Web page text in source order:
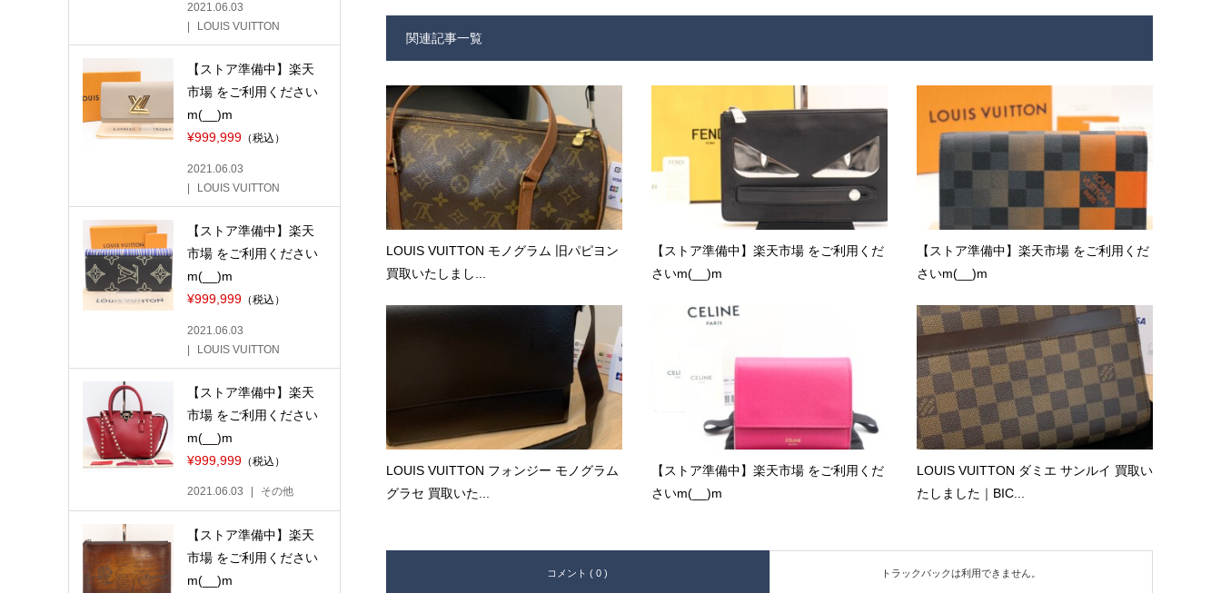
関連記事一覧
LOUIS VUITTON モノグラム 旧パピヨン
買取いたしまし...
【ストア準備中】楽天市場 をご利用くだ
さいm(__)m
【ストア準備中】楽天市場 をご利用くだ
さいm(__)m
LOUIS VUITTON フォンジー モノグラム
グラセ 買取いた...
【ストア準備中】楽天市場 をご利用くだ
さいm(__)m
LOUIS VUITTON ダミエ サンルイ 買取い
たしました｜BIC...
コメント ( 0 ) トラックバックは利用できません。
2021.06.03
LOUIS VUITTON
【ストア準備中】楽天
市場 をご利用ください
m(__)m
¥999,999（税込）
2021.06.03
LOUIS VUITTON
【ストア準備中】楽天
市場 をご利用ください
m(__)m
¥999,999（税込）
2021.06.03
LOUIS VUITTON
【ストア準備中】楽天
市場 をご利用ください
m(__)m
¥999,999（税込）
2021.06.03 その他
【ストア準備中】楽天
市場 をご利用ください
m(__)m